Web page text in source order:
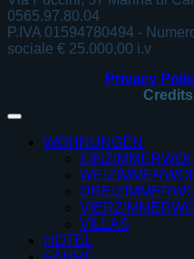
Privacy
0565.97.80.04
P.IVA 01594780494 -
sociale € 25.000,00 i.v
WOHNUNGEN
VILLAS
HOTEL